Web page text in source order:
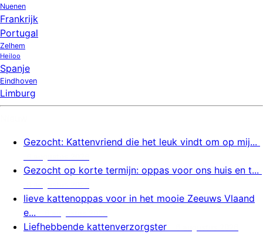
Nuenen
Frankrijk
Portugal
Zelhem
Heiloo
Spanje
Eindhoven
Limburg
Gezocht: Kattenvriend die het leuk vindt om op mij...
Gezocht op korte termijn: oppas voor ons huis en t...
lieve kattenoppas voor in het mooie Zeeuws Vlaand
e...
Liefhebbende kattenverzorgster